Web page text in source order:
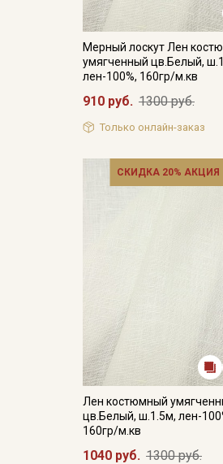
Мерный лоскут Лен
умягченный цв.Белый,
лен-100%, 160гр/м.кв
910 руб. 1300 руб.
Только онлайн-заказ
СКИДКА 20% АКЦИЯ
Лен костюмный
цв.Белый, ш.1.5м, лен-
160гр/м.кв
1040 руб. 1300 руб.